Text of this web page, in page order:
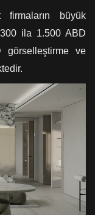
büyük
ila 1.500 ABD
görselleştirme ve